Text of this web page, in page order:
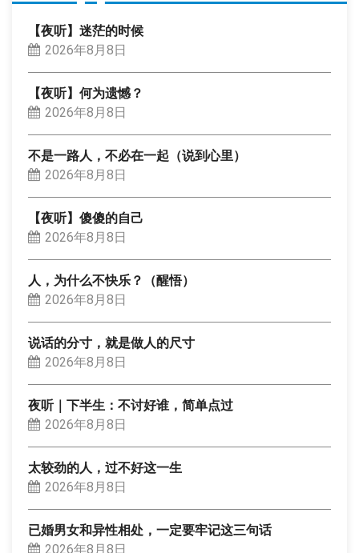
【夜听】迷茫的时候
2026年8月8日
【夜听】何为遗憾？
2026年8月8日
不是一路人，不必在一起（说到心里）
2026年8月8日
【夜听】傻傻的自己
2026年8月8日
人，为什么不快乐？（醒悟）
2026年8月8日
说话的分寸，就是做人的尺寸
2026年8月8日
夜听｜下半生：不讨好谁，简单点过
2026年8月8日
太较劲的人，过不好这一生
2026年8月8日
已婚男女和异性相处，一定要牢记这三句话
2026年8月8日